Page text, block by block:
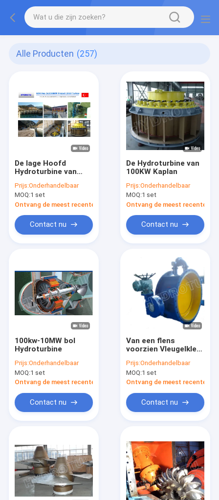
Alle Producten (257)
De lage Hoofd
Hydroturbine van
Prijs:Onderhandelbaar
MOQ:1 set
Ontvang de meest recente Prijs
Contact nu
De Hydroturbine van
100KW Kaplan
Prijs:Onderhandelbaar
MOQ:1 set
Ontvang de meest recente
Contact nu
100kw-10MW bol
Hydroturbine
Prijs:Onderhandelbaar
MOQ:1 set
Ontvang de meest recente Prijs
Contact nu
Van een flens
voorzien Vleugelklep
Waterkrachtpost
Prijs:Onderhandelbaar
MOQ:1 set
Ontvang de meest recente
Contact nu